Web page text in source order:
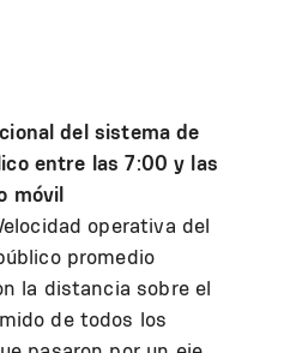
del sistema de
entre las 7:00 y las
móvil
operativa del
promedio
la distancia sobre el
de todos los